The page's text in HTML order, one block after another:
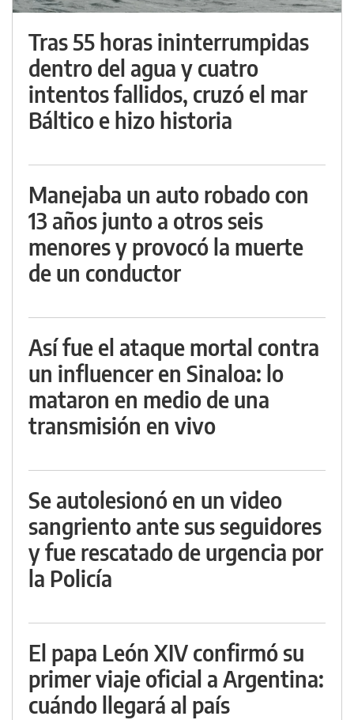
Tras 55 horas ininterrumpidas
dentro del agua y cuatro
intentos fallidos, cruzó el mar
Báltico e hizo historia
Manejaba un auto robado con
13 años junto a otros seis
menores y provocó la muerte
de un conductor
Así fue el ataque mortal contra
un influencer en Sinaloa: lo
mataron en medio de una
transmisión en vivo
Se autolesionó en un video
sangriento ante sus seguidores
y fue rescatado de urgencia por
la Policía
El papa León XIV confirmó su
primer viaje oficial a Argentina:
cuándo llegará al país